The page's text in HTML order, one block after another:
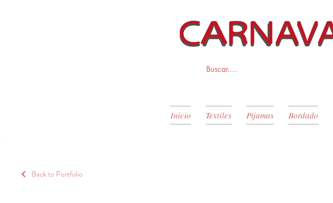
Inicio Textiles Pijamas Bordado
Back to Portfolio